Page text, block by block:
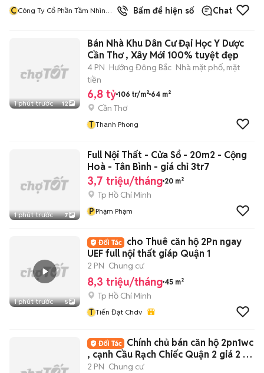
CCông Ty Cổ Phần Tầm Nhìn
Bấm để hiện số Chat
1 phút trước 12
Bán Nhà Khu Dân Cư Đại Học Y Dược
Cần Thơ , Xây Mới 100% tuyệt đẹp
4 PN Hướng Đông Bắc Nhà mặt phố, mặt
tiền
6,8 tỷ 106 tr/m² 64 m²
Cần Thơ
T Thanh Phong
1 phút trước 7
Full Nội Thất - Cửa Sổ - 20m2 - Cộng
Hoà - Tân Bình - giá chỉ 3tr7
3,7 triệu/tháng 20 m²
Tp Hồ Chí Minh
P Phạm Phạm
1 phút trước 5
cho Thuê căn hộ 2Pn ngay
UEF full nội thất giáp Quận 1
2 PN Chung cư
8,3 triệu/tháng 45 m²
Tp Hồ Chí Minh
T Tiến Đạt Chdv
Chính chủ bán căn hộ 2pn1wc
, cạnh Cầu Rạch Chiếc Quận 2 giá 2 tỷ
250
2 PN Chung cư